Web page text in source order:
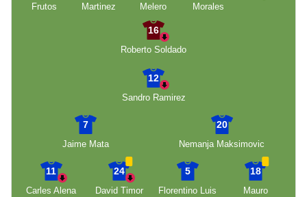
Frutos
Martinez
Melero
Morales
16
Roberto Soldado
12
Sandro Ramirez
7
Jaime Mata
20
Nemanja Maksimovic
11
Carles Alena
24
David Timor
5
Florentino Luis
18
Mauro